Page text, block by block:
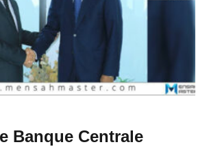
Banque Centrale